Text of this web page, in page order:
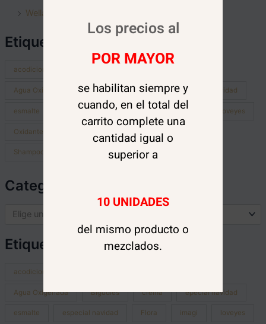
Wella - Illumina Color
Etiquetas del producto
acodicionador
Agua Oxigenada Bigudíes crema epecial navidad
esmalte especial navidad Flora imagi loveyes
Oxidante Peróxido
Shampoo tratamiento
Categorías del producto
Elige una categoría
Etiquetas del producto
acodicionador
Agua Oxigenada Bigudíes crema epecial navidad
esmalte especial navidad Flora imagi loveyes
Los precios al
POR MAYOR
se habilitan siempre y
cuando, en el total del
carrito complete una
cantidad igual o
superior a
10 UNIDADES
del mismo producto o
mezclados.